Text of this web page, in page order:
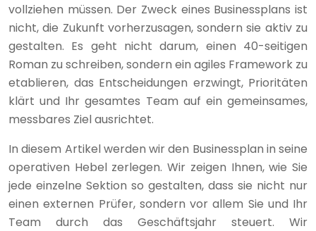
vollziehen müssen. Der Zweck eines Businessplans ist
nicht, die Zukunft vorherzusagen, sondern sie aktiv zu
gestalten. Es geht nicht darum, einen 40-seitigen
Roman zu schreiben, sondern ein agiles Framework zu
etablieren, das Entscheidungen erzwingt, Prioritäten
klärt und Ihr gesamtes Team auf ein gemeinsames,
messbares Ziel ausrichtet.
In diesem Artikel werden wir den Businessplan in seine
operativen Hebel zerlegen. Wir zeigen Ihnen, wie Sie
jede einzelne Sektion so gestalten, dass sie nicht nur
einen externen Prüfer, sondern vor allem Sie und Ihr
Team durch das Geschäftsjahr steuert. Wir